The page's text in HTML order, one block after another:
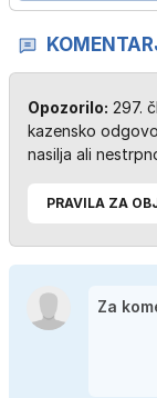
Opozorilo: 297.
kazensko
nasilja ali
PRAVILA ZA